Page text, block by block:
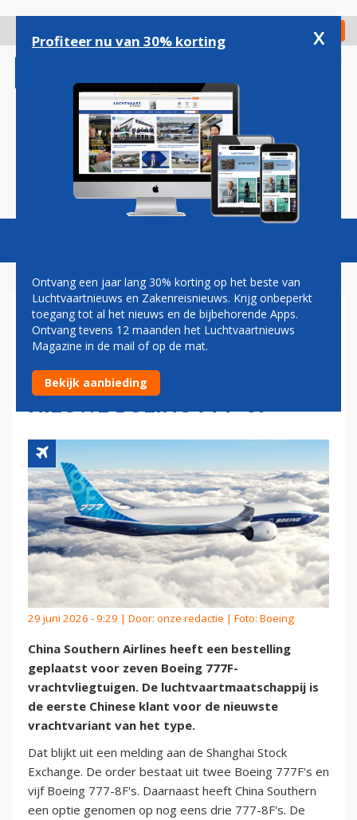
gaan
Check in
Magazine Podcasts Vacatures
CHINA SOUTHERN KIEST ALS
EERSTE CHINESE
MAATSCHAPPIJ VOOR
NIEUWE BOEING 777-8F
29 juni 2026 - 9:29 | Door: onze redactie | Foto: Boeing
China Southern Airlines heeft een bestelling
geplaatst voor zeven Boeing 777F-
vrachtvliegtuigen. De luchtvaartmaatschappij is
de eerste Chinese klant voor de nieuwste
vrachtvariant van het type.
Dat blijkt uit een melding aan de Shanghai Stock
Exchange. De order bestaat uit twee Boeing 777F's en
vijf Boeing 777-8F's. Daarnaast heeft China Southern
een optie genomen op nog eens drie 777-8F's. De
Profiteer nu van 30% korting x
Ontvang een jaar lang 30% korting op het beste van
Luchtvaartnieuws en Zakenreisnieuws. Krijg onbeperkt
toegang tot al het nieuws en de bijbehorende Apps.
Ontvang tevens 12 maanden het Luchtvaartnieuws
Magazine in de mail of op de mat.
Bekijk aanbieding